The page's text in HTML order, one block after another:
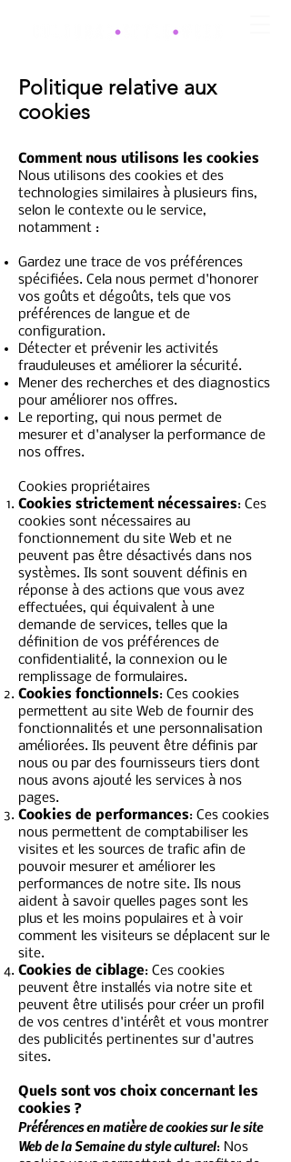
Politique relative aux
cookies
Comment nous utilisons les cookies
Nous utilisons des cookies et des
technologies similaires à plusieurs fins,
selon le contexte ou le service,
notamment :
Gardez une trace de vos préférences
spécifiées. Cela nous permet d'honorer
vos goûts et dégoûts, tels que vos
préférences de langue et de
configuration.
Détecter et prévenir les activités
frauduleuses et améliorer la sécurité.
Mener des recherches et des diagnostics
pour améliorer nos offres.
Le reporting, qui nous permet de
mesurer et d'analyser la performance de
nos offres.
Cookies propriétaires
Cookies strictement nécessaires: Ces
cookies sont nécessaires au
fonctionnement du site Web et ne
peuvent pas être désactivés dans nos
systèmes. Ils sont souvent définis en
réponse à des actions que vous avez
effectuées, qui équivalent à une
demande de services, telles que la
définition de vos préférences de
confidentialité, la connexion ou le
remplissage de formulaires.
Cookies fonctionnels: Ces cookies
permettent au site Web de fournir des
fonctionnalités et une personnalisation
améliorées. Ils peuvent être définis par
nous ou par des fournisseurs tiers dont
nous avons ajouté les services à nos
pages.
Cookies de performances: Ces cookies
nous permettent de comptabiliser les
visites et les sources de trafic afin de
pouvoir mesurer et améliorer les
performances de notre site. Ils nous
aident à savoir quelles pages sont les
plus et les moins populaires et à voir
comment les visiteurs se déplacent sur le
site.
Cookies de ciblage: Ces cookies
peuvent être installés via notre site et
peuvent être utilisés pour créer un profil
de vos centres d'intérêt et vous montrer
des publicités pertinentes sur d'autres
sites.
Quels sont vos choix concernant les
cookies ?
Préférences en matière de cookies sur le site
Web de la Semaine du style culturel: Nos